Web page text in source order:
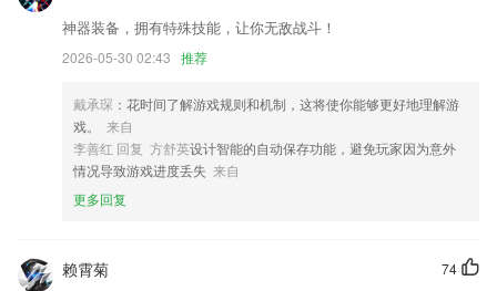
用户可随时查询在线咨询结果
【优化】优化通讯录搜索联系人展示页面等
个人中心优化，我的主页更好看啦；
更方便的分享旅行生活
脑图优化
联系我们
以上就是8神彩大发的介绍，如果您喜欢这款软件，您可以到应用商店进
神器装备，拥有特殊技能，让你无敌战斗！
2026-05-30 02:43 推荐
戴承琛 ：花时间了解游戏规则和机制，这将使你能够更好地理解游
戏。
来自
李善红 回复 方舒英设计智能的自动保存功能，避免玩家因为意外
情况导致游戏进度丢失 来自
更多回复
74
赖霄菊